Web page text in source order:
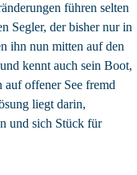
führen selten
Segler, der bisher nur in
ihn nun mitten auf den
kennt auch sein Boot,
auf offener See fremd
liegt darin,
und sich Stück für